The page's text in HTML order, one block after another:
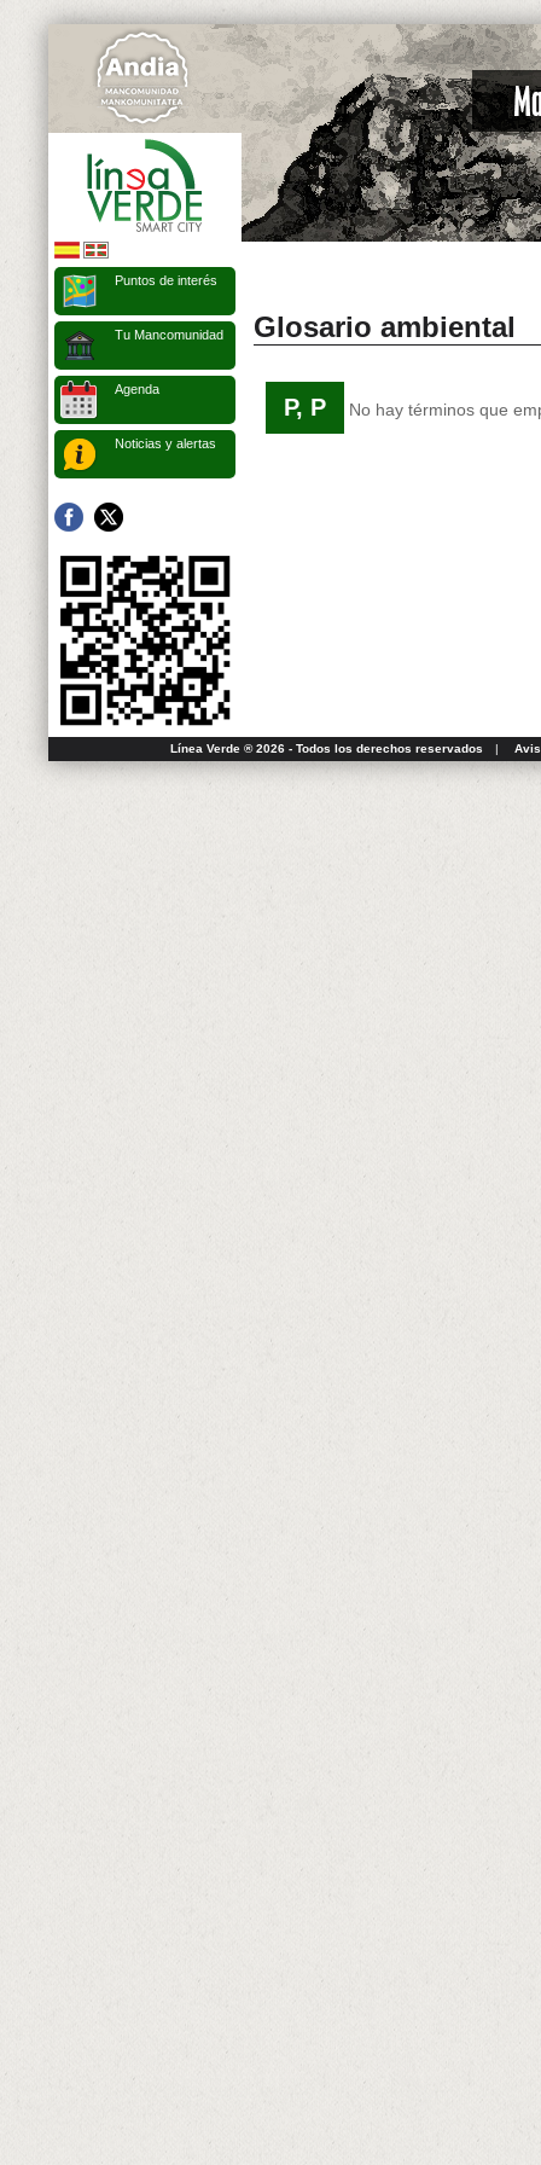
Puntos de interés
Tu Mancomunidad
Agenda
Noticias y alertas
Glosario ambiental
P, P No hay términos que
Línea Verde ® 2026 - Todos los derechos reservados |